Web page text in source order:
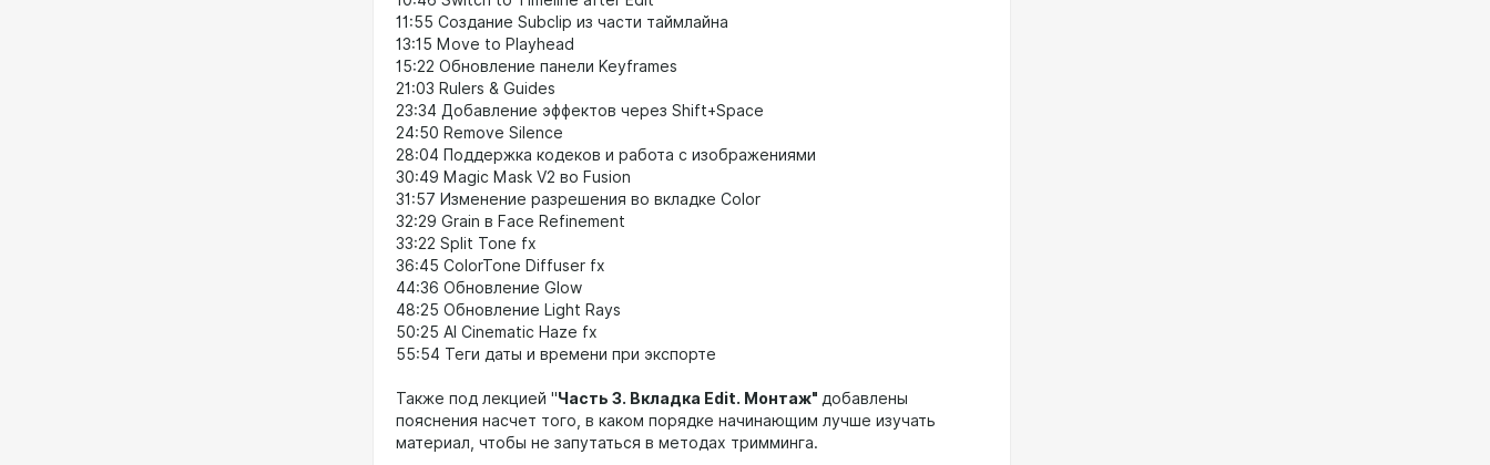
11:55 Создание Subclip из части таймлайна
13:15 Move to Playhead
15:22 Обновление панели Keyframes
21:03 Rulers & Guides
23:34 Добавление эффектов через Shift+Space
24:50 Remove Silence
28:04 Поддержка кодеков и работа с изображениями
30:49 Magic Mask V2 во Fusion
31:57 Изменение разрешения во вкладке Color
32:29 Grain в Face Refinement
33:22 Split Tone fx
36:45 ColorTone Diffuser fx
44:36 Обновление Glow
48:25 Обновление Light Rays
50:25 AI Cinematic Haze fx
55:54 Теги даты и времени при экспорте
Также под лекцией "Часть 3. Вкладка Edit. Монтаж" добавлены
пояснения насчет того, в каком порядке начинающим лучше изучать
материал, чтобы не запутаться в методах тримминга.